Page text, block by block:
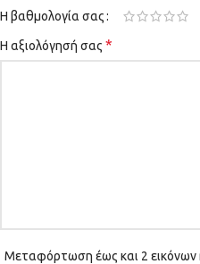
Η βαθμολογία σας
Η αξιολόγησή σας *
Μεταφόρτωση έως και 2 εικόνων